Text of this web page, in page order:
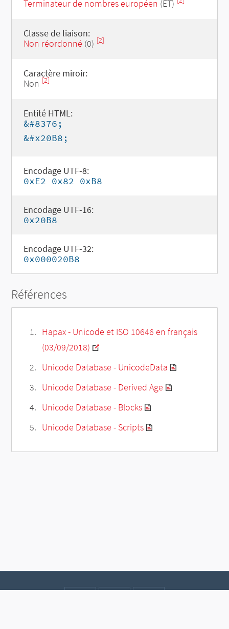
Terminateur de nombres européen (ET)
Classe de liaison:
Non réordonné (0) [2]
Caractère miroir:
Non [2]
Entité HTML:
&#8376;
&#x20B8;
Encodage UTF-8:
0xE2 0x82 0xB8
Encodage UTF-16:
0x20B8
Encodage UTF-32:
0x000020B8
Références
Hapax - Unicode et ISO 10646 en français
(03/09/2018)
Unicode Database - UnicodeData
Unicode Database - Derived Age
Unicode Database - Blocks
Unicode Database - Scripts